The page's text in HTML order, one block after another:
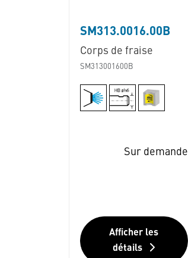
SM313.0016.00B
Corps de fraise
SM313001600B
Sur demande
Afficher les
détails